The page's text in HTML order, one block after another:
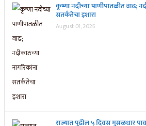
कृष्णा नदीच्या पाणीपातळीत वाढ;
सतर्कतेचा इशारा
August 01, 2026
राज्यात पुढील ५ दिवस मुसळधार